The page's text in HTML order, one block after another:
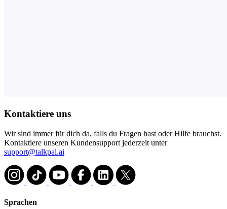
Kontaktiere uns
Wir sind immer für dich da, falls du Fragen hast oder Hilfe brauchst.
Kontaktiere unseren Kundensupport jederzeit unter
support@talkpal.ai
Sprachen